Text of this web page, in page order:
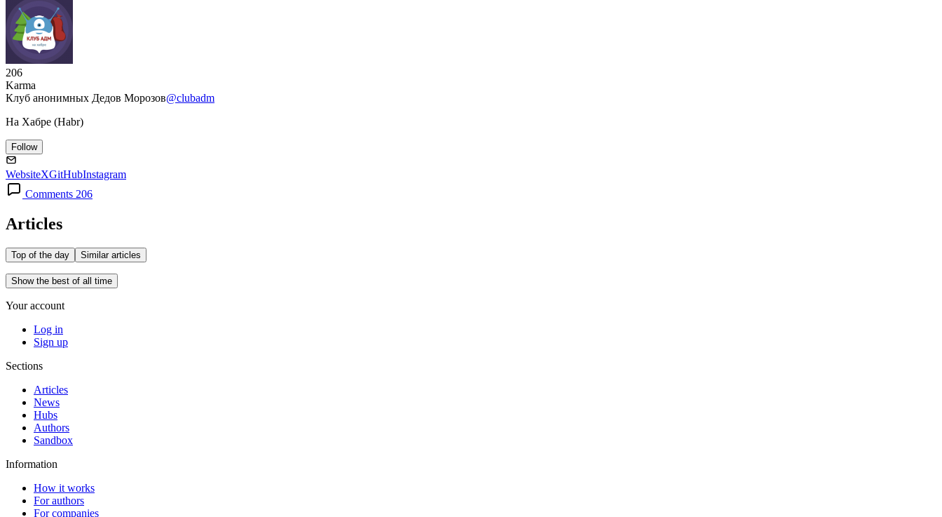
206
Karma
Клуб анонимных Дедов Морозов@clubadm
На Хабре (Habr)
Follow
WebsiteXGitHubInstagram
Comments 206
Articles
Top of the day Similar articles
Show the best of all time
Your account
Log in
Sign up
Sections
Articles
News
Hubs
Authors
Sandbox
Information
How it works
For authors
For companies